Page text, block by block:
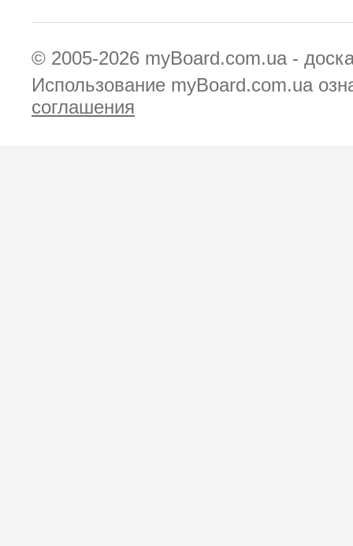
© 2005-2026 myBoard.com.ua -
Использование myBoard.com.ua
соглашения